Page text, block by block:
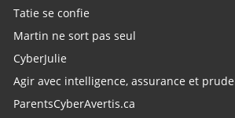
Tatie se confie
Martin ne sort pas seul
CyberJulie
Agir avec intelligence, assurance et
ParentsCyberAvertis.ca